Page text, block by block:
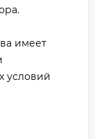
имеет
условий